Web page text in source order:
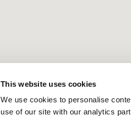
This website uses cookies
We use cookies to personalise
use of our site with our analytics